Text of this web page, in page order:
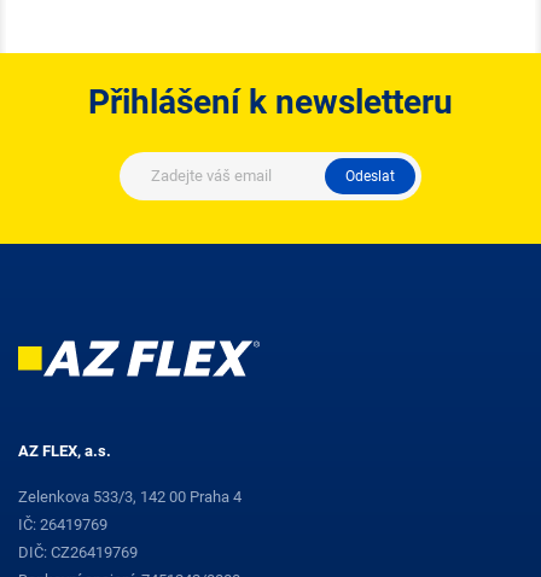
Přihlášení k newsletteru
Odeslat
AZ FLEX, a.s.
Zelenkova 533/3, 142 00 Praha 4
IČ: 26419769
DIČ: CZ26419769